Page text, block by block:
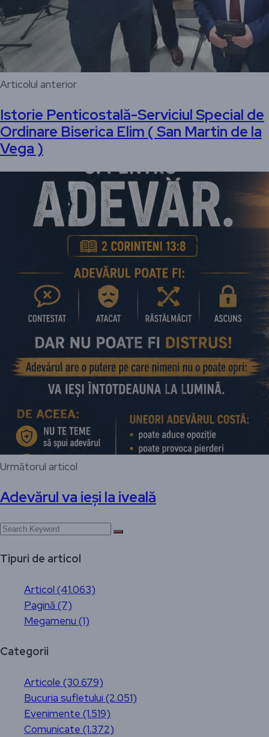
Articolul anterior
Istorie Penticostală-Serviciul Special de
Ordinare Biserica Elim ( San Martin de la
Vega )
Următorul articol
Adevărul va ieși la iveală
Tipuri de articol
Articol (41.063)
Pagină (7)
Megamenu (1)
Categorii
Articole (30.679)
Bucuria sufletului (2.051)
Evenimente (1.519)
Comunicate (1.372)